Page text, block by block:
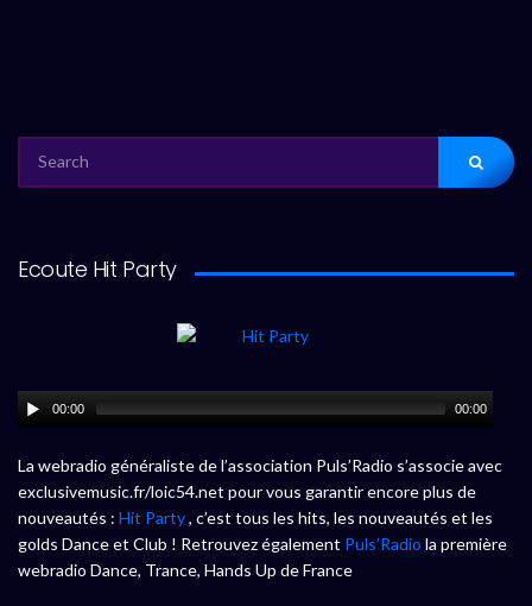
FOR:
Ecoute Hit Party
00:00 00:00
La webradio généraliste de l’association Puls’Radio s’associe avec
exclusivemusic.fr/loic54.net pour vous garantir encore plus de
nouveautés : Hit Party, c’est tous les hits, les nouveautés et les
golds Dance et Club ! Retrouvez également Puls’Radio la première
webradio Dance, Trance, Hands Up de France